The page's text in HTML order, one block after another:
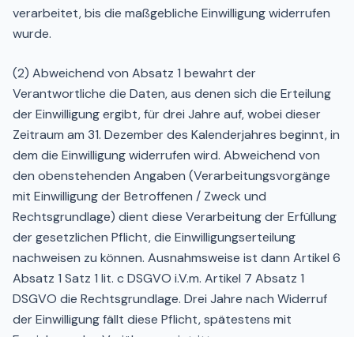
verarbeitet, bis die maßgebliche Einwilligung widerrufen
wurde.
(2) Abweichend von Absatz 1 bewahrt der
Verantwortliche die Daten, aus denen sich die Erteilung
der Einwilligung ergibt, für drei Jahre auf, wobei dieser
Zeitraum am 31. Dezember des Kalenderjahres beginnt, in
dem die Einwilligung widerrufen wird. Abweichend von
den obenstehenden Angaben (Verarbeitungsvorgänge
mit Einwilligung der Betroffenen / Zweck und
Rechtsgrundlage) dient diese Verarbeitung der Erfüllung
der gesetzlichen Pflicht, die Einwilligungserteilung
nachweisen zu können. Ausnahmsweise ist dann Artikel 6
Absatz 1 Satz 1 lit. c DSGVO i.V.m. Artikel 7 Absatz 1
DSGVO die Rechtsgrundlage. Drei Jahre nach Widerruf
der Einwilligung fällt diese Pflicht, spätestens mit